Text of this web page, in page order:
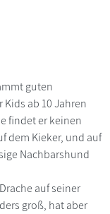
guten
ab 10 Jahren
findet er keinen
dem Kieker, und auf
Nachbarshund
auf seiner
groß, hat aber